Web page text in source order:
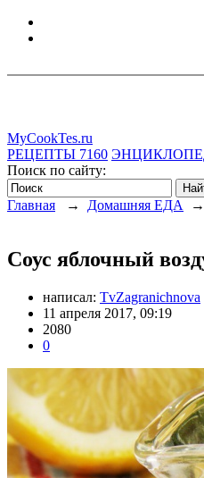
MyCookTes.ru
РЕЦЕПТЫ 7160
Поиск по сайту:
Главная → Домашняя ЕДА →
Соус яблочный
написал: TvZagranichnova
11 апреля 2017, 09:19
2080
0